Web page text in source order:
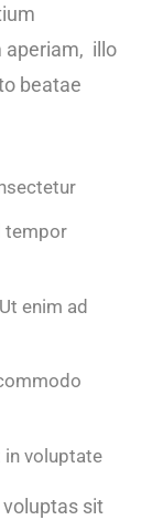
aperiam, illo
beatae
tempor
enim ad
in voluptate
sit